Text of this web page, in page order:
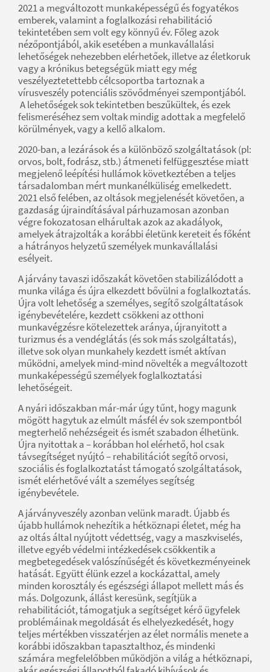
2021 a megváltozott munkaképességű és fogyatékos
emberek, valamint a foglalkozási rehabilitáció
tekintetében sem volt egy könnyű év. Főleg azok
nézőpontjából, akik esetében a munkavállalási
lehetőségek nehezebben elérhetőek, illetve az életkoruk
vagy a krónikus betegségük miatt egy még
veszélyeztetettebb célcsoportba tartoznak a
vírusveszély potenciális szövődményei szempontjából.
A lehetőségek sok tekintetben beszűkültek, és ezek
felismeréséhez sem voltak mindig adottak a megfelelő
körülmények, vagy a kellő alkalom.
2020-ban, a lezárások és a különböző szolgáltatások (pl:
orvos, bolt, fodrász, stb.) átmeneti felfüggesztése miatt
megjelenő leépítési hullámok következtében a teljes
társadalomban mért munkanélküliség emelkedett.
2021 első felében, az oltások megjelenését követően, a
gazdaság újraindításával párhuzamosan azonban
végre fokozatosan elhárultak azok az akadályok,
amelyek átrajzolták a korábbi életünk kereteit és főként
a hátrányos helyzetű személyek munkavállalási
esélyeit.
A járvány tavaszi időszakát követően stabilizálódott a
munka világa és újra elkezdett bővülni a foglalkoztatás.
Újra volt lehetőség a személyes, segítő szolgáltatások
igénybevételére, kezdett csökkeni az otthoni
munkavégzésre kötelezettek aránya, újranyitott a
turizmus és a vendéglátás (és sok más szolgáltatás),
illetve sok olyan munkahely kezdett ismét aktívan
működni, amelyek mind-mind növelték a megváltozott
munkaképességű személyek foglalkoztatási
lehetőségeit.
A nyári időszakban már-már úgy tűnt, hogy magunk
mögött hagytuk az elmúlt másfél év sok szempontból
megterhelő nehézségeit és ismét szabadon élhetünk.
Újra nyitottak a – korábban hol elérhető, hol csak
távsegítséget nyújtó – rehabilitációt segítő orvosi,
szociális és foglalkoztatást támogató szolgáltatások,
ismét elérhetővé vált a személyes segítség
igénybevétele.
A járványveszély azonban velünk maradt. Újabb és
újabb hullámok nehezítik a hétköznapi életet, még ha
az oltás által nyújtott védettség, vagy a maszkviselés,
illetve egyéb védelmi intézkedések csökkentik a
megbetegedések valószínűségét és következményeinek
hatását. Együtt élünk ezzel a kockázattal, amely
minden korosztály és egészségi állapot mellett más és
más. Dolgozunk, állást keresünk, segítjük a
rehabilitációt, támogatjuk a segítséget kérő ügyfelek
problémáinak megoldását és elhelyezkedését, hogy
teljes mértékben visszatérjen az élet normális menete a
korábbi időszakban tapasztalthoz, és mindenki
számára megfelelőbben működjön a világ a hétköznapi,